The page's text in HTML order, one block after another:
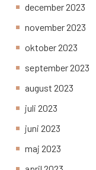
december 2023
november 2023
oktober 2023
september 2023
august 2023
juli 2023
juni 2023
maj 2023